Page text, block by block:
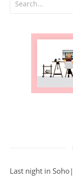
Last night in Soho|